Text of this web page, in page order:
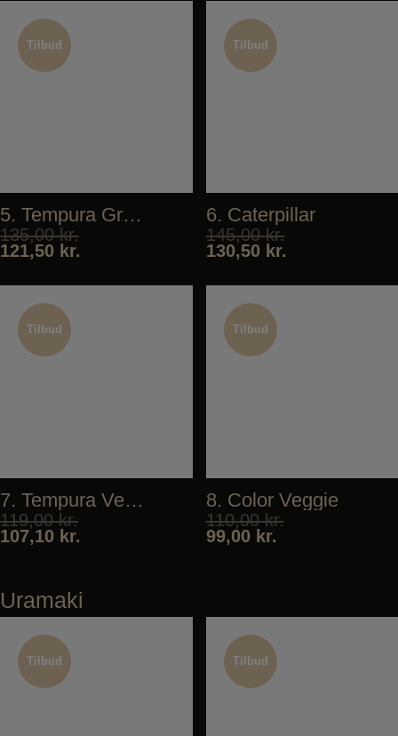
Tilbud
5. Tempura Green Deluxe
135,00kr.
121,50 kr.
Tilbud
Tilbud
6. Caterpillar
145,00kr.
130,50 kr.
Tilbud
Tilbud
7. Tempura Veggie
119,00kr.
107,10 kr.
Tilbud
Tilbud
8. Color Veggie
110,00kr.
99,00 kr.
Uramaki
Tilbud
Tilbud
Tilbud
Tilbud